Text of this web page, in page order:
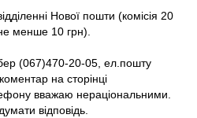
Нової пошти (комісія 20
менше 10 грн).
(067)470-20-05, ел.пошту
на сторінці
вважаю нераціональними.
відповідь.